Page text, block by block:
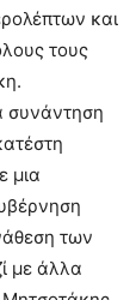
και
τους
συνάντηση
μια
των
με άλλα